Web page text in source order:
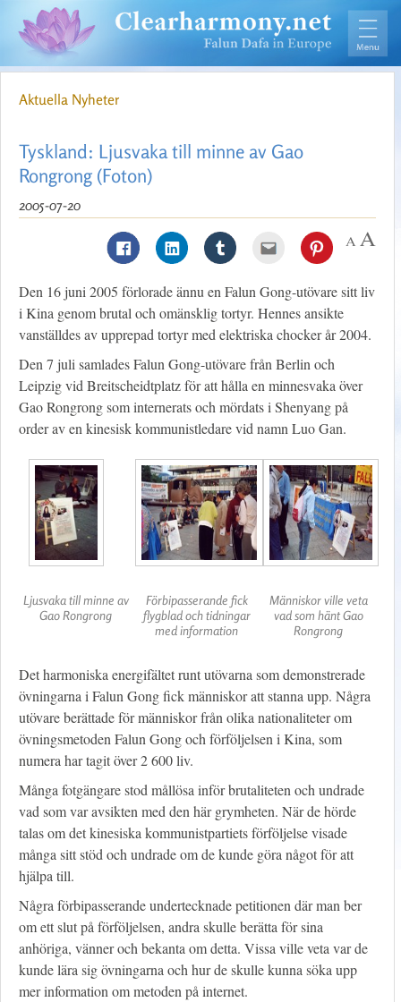
Aktuella Nyheter
Tyskland: Ljusvaka till minne av Gao
Rongrong (Foton)
2005-07-20
Den 16 juni 2005 förlorade ännu en Falun Gong-utövare sitt liv
i Kina genom brutal och omänsklig tortyr. Hennes ansikte
vanställdes av upprepad tortyr med elektriska chocker år 2004.
Den 7 juli samlades Falun Gong-utövare från Berlin och
Leipzig vid Breitscheidtplatz för att hålla en minnesvaka över
Gao Rongrong som internerats och mördats i Shenyang på
order av en kinesisk kommunistledare vid namn Luo Gan.
Ljusvaka till minne av
Gao Rongrong
Förbipasserande fick
flygblad och tidningar
med information
Människor ville veta
vad som hänt Gao
Rongrong
Det harmoniska energifältet runt utövarna som demonstrerade
övningarna i Falun Gong fick människor att stanna upp. Några
utövare berättade för människor från olika nationaliteter om
övningsmetoden Falun Gong och förföljelsen i Kina, som
numera har tagit över 2 600 liv.
Många fotgängare stod mållösa inför brutaliteten och undrade
vad som var avsikten med den här grymheten. När de hörde
talas om det kinesiska kommunistpartiets förföljelse visade
många sitt stöd och undrade om de kunde göra något för att
hjälpa till.
Några förbipasserande undertecknade petitionen där man ber
om ett slut på förföljelsen, andra skulle berätta för sina
anhöriga, vänner och bekanta om detta. Vissa ville veta var de
kunde lära sig övningarna och hur de skulle kunna söka upp
mer information om metoden på internet.